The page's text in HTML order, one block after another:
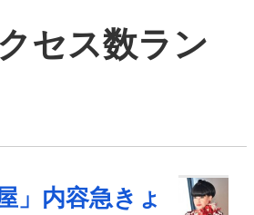
セス数ラン
」内容急きょ